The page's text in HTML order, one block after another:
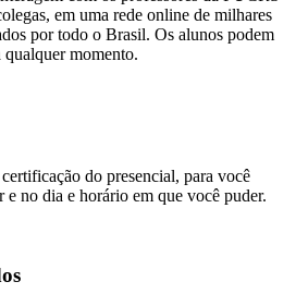
em uma rede online de milhares
por todo o Brasil. Os alunos podem
qualquer momento.
do presencial, para você
e no dia e horário em que você puder.